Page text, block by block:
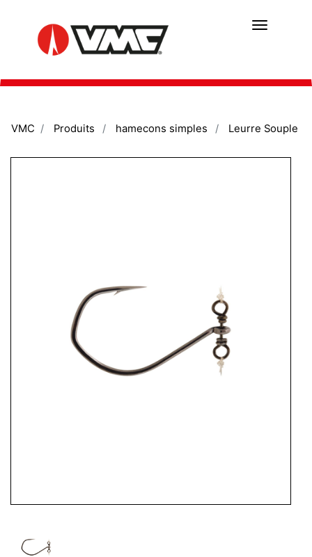
au
contenu
principal
VMC Produits hamecons simples Leurre Souple